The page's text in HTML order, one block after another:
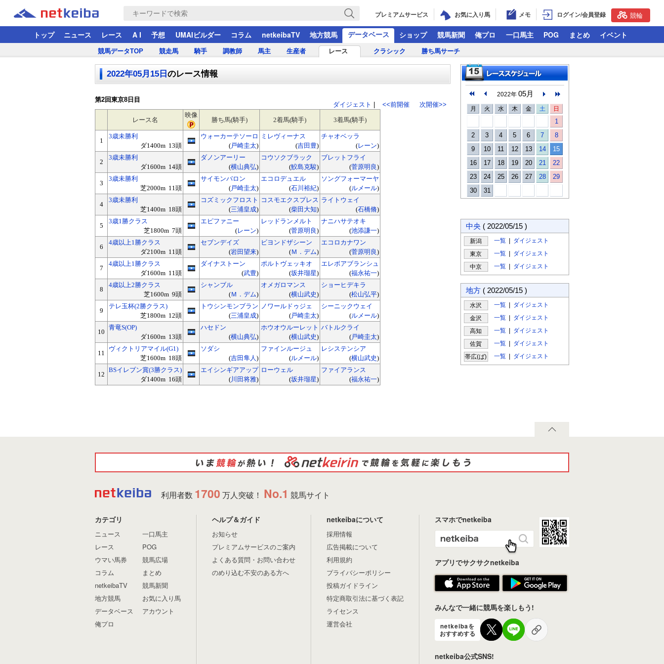
プレミアムサービス お気に入り馬 メモ ログイン/会員登録 競輪
トップ ニュース レース A I 予想 UMAIビルダー コラム netkeibaTV 地方競馬 データベース ショップ 競馬新聞 俺プロ 一口馬主 POG まとめ イベント
競馬データTOP 競走馬 騎手 調教師 馬主 生産者 レース クラシック 勝ち馬サーチ
2022年05月15日 のレース情報
第2回東京8日目
ダイジェスト <<前開催 次開催>>
レース名
映像
勝ち馬(騎手) 2着馬(騎手) 3着馬(騎手)
1
3歳未勝利
ダ1400m 13頭
ウォーカーテソーロ
(戸崎圭太)
ミレヴィーナス
(吉田豊)
チャオベッラ
(レーン)
2
3歳未勝利
ダ1600m 14頭
ダノンアーリー
(横山典弘)
コウソクブラック
(鮫島克駿)
ブレットフライ
(菅原明良)
3
3歳未勝利
芝2000m 11頭
サイモンバロン
(戸崎圭太)
エコロデュエル
(石川裕紀)
ソングフォーマーヤ
(ルメール)
4
3歳未勝利
芝1400m 18頭
コズミックフロスト
(三浦皇成)
コスモエクスプレス
(柴田大知)
ライトウェイ
(石橋脩)
5
3歳1勝クラス
芝1800m 7頭
エピファニー
(レーン)
レッドランメルト
(菅原明良)
ナニハサテオキ
(池添謙一)
6
4歳以上1勝クラス
ダ2100m 11頭
セブンデイズ
(岩田望来)
ビヨンドザシーン
(Ｍ．デム)
エコロカナワン
(菅原明良)
7
4歳以上1勝クラス
ダ1600m 11頭
ダイナストーン
(武豊)
ポルトヴェッキオ
(坂井瑠星)
エレボアブランシュ
(福永祐一)
8
4歳以上2勝クラス
芝1600m 9頭
シャンブル
(Ｍ．デム)
オメガロマンス
(横山武史)
ショーヒデキラ
(松山弘平)
9
テレ玉杯(2勝クラス)
芝1800m 12頭
トウシンモンブラン
(三浦皇成)
ノワールドゥジェ
(戸崎圭太)
シーニックウェイ
(ルメール)
10
青竜S(OP)
ダ1600m 13頭
ハセドン
(横山典弘)
ホウオウルーレット
(横山武史)
バトルクライ
(戸崎圭太)
11
ヴィクトリアマイル(G1)
芝1600m 18頭
ソダシ
(吉田隼人)
ファインルージュ
(ルメール)
レシステンシア
(横山武史)
12
BSイレブン賞(3勝クラス)
ダ1400m 16頭
エイシンギアアップ
(川田将雅)
ローウェル
(坂井瑠星)
ファイアランス
(福永祐一)
2022年 05月
月 火 水 木 金 土 日
1
2
3 4 5 6 7
8
9
10 11 12 13 14
15
16
17 18 19 20 21
22
23
24 25 26 27 28
29
30
31
中央 ( 2022/05/15 )
新潟 一覧| ダイジェスト
東京 一覧| ダイジェスト
中京 一覧| ダイジェスト
地方 ( 2022/05/15 )
水沢 一覧| ダイジェスト
金沢 一覧| ダイジェスト
高知 一覧| ダイジェスト
佐賀 一覧| ダイジェスト
帯広(ば) 一覧| ダイジェスト
利用者数 1700 万人突破！ No.1 競馬サイト
カテゴリ
ニュース
レース
ウマい馬券
コラム
netkeibaTV
地方競馬
データベース
俺プロ
一口馬主
POG
競馬広場
まとめ
競馬新聞
お気に入り馬
アカウント
ヘルプ＆ガイド
お知らせ
プレミアムサービスのご案内
よくある質問・お問い合わせ
のめり込む不安のある方へ
netkeibaについて
採用情報
広告掲載について
利用規約
プライバシーポリシー
投稿ガイドライン
特定商取引法に基づく表記
ライセンス
運営会社
スマホでnetkeiba
アプリでサクサクnetkeiba
みんなで一緒に競馬を楽しもう!
netkeibaを
おすすめする
netkeiba公式SNS!